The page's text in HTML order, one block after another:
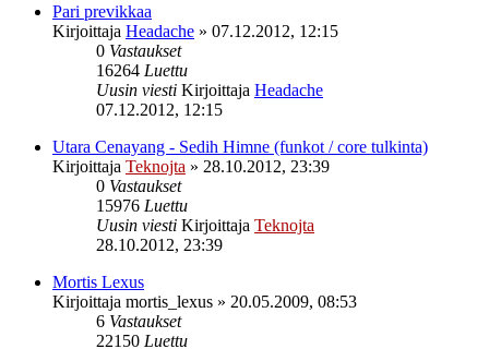
Pari previkkaa
Kirjoittaja Headache » 07.12.2012, 12:15
0 Vastaukset
16264 Luettu
Uusin viesti Kirjoittaja Headache
07.12.2012, 12:15
Utara Cenayang - Sedih Himne (funkot / core tulkinta)
Kirjoittaja Teknojta » 28.10.2012, 23:39
0 Vastaukset
15976 Luettu
Uusin viesti Kirjoittaja Teknojta
28.10.2012, 23:39
Mortis Lexus
Kirjoittaja mortis_lexus » 20.05.2009, 08:53
6 Vastaukset
22150 Luettu